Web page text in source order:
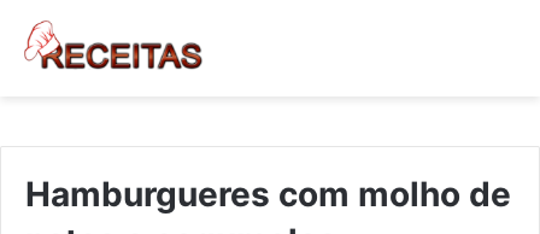
Hamburgueres com molho de